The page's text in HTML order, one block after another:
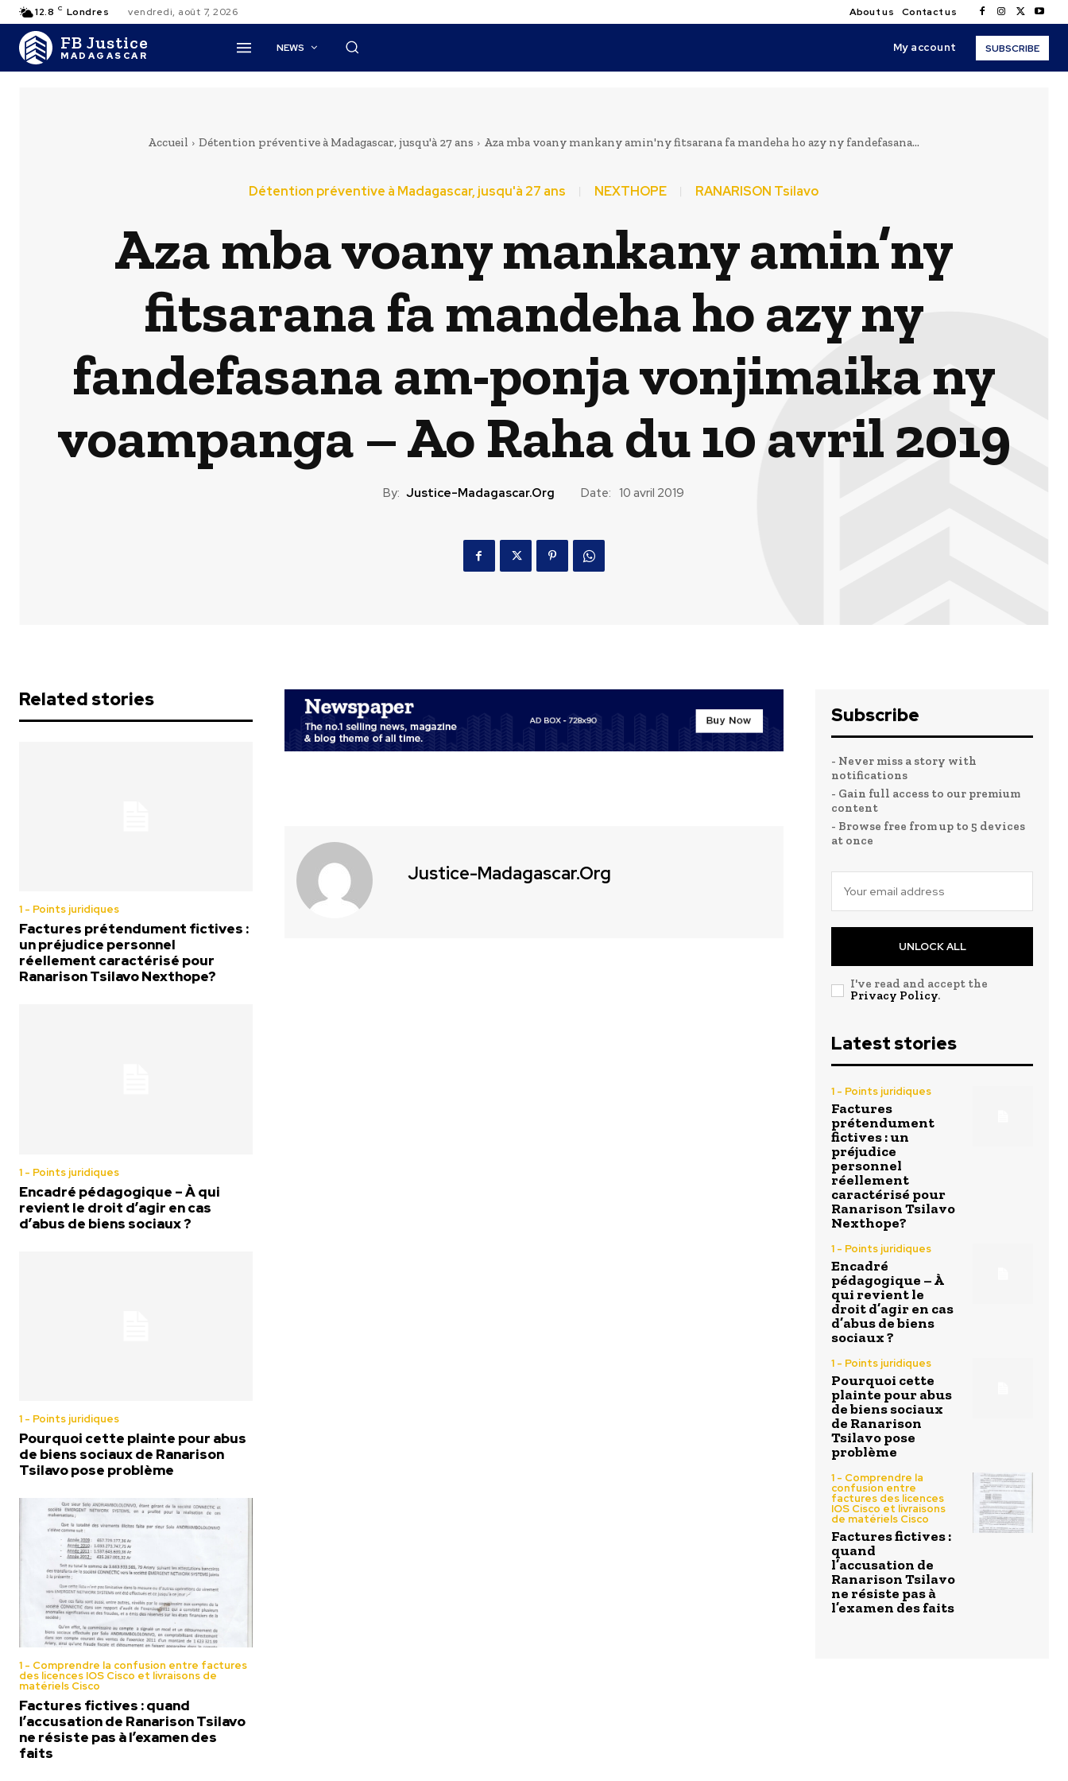
12.8 C Londres vendredi, août 7, 2026 About us Contact us
FB Justice
MADAGASCAR
NEWS My account SUBSCRIBE
Accueil Détention préventive à Madagascar, jusqu'à 27 ans Aza mba voany mankany amin'ny fitsarana fa mandeha ho azy ny fandefasana...
Détention préventive à Madagascar, jusqu'à 27 ans NEXTHOPE RANARISON Tsilavo
Aza mba voany mankany amin’ny
fitsarana fa mandeha ho azy ny
fandefasana am-ponja vonjimaika ny
voampanga – Ao Raha du 10 avril 2019
By: Justice-Madagascar.org Date: 10 avril 2019
Related stories
1 - Points juridiques
Factures prétendument fictives :
un préjudice personnel
réellement caractérisé pour
Ranarison Tsilavo Nexthope?
1 - Points juridiques
Encadré pédagogique – À qui
revient le droit d’agir en cas
d’abus de biens sociaux ?
1 - Points juridiques
Pourquoi cette plainte pour abus
de biens sociaux de Ranarison
Tsilavo pose problème
1 - Comprendre la confusion entre factures
des licences IOS Cisco et livraisons de
matériels Cisco
Factures fictives : quand
l’accusation de Ranarison Tsilavo
ne résiste pas à l’examen des
faits
Justice-Madagascar.org
Subscribe
- Never miss a story with
notifications
- Gain full access to our premium
content
- Browse free from up to 5 devices
at once
UNLOCK ALL
I've read and accept the
Privacy Policy.
Latest stories
1 - Points juridiques
Factures
prétendument
fictives : un
préjudice
personnel
réellement
caractérisé pour
Ranarison Tsilavo
Nexthope?
1 - Points juridiques
Encadré
pédagogique – À
qui revient le
droit d’agir en cas
d’abus de biens
sociaux ?
1 - Points juridiques
Pourquoi cette
plainte pour abus
de biens sociaux
de Ranarison
Tsilavo pose
problème
1 - Comprendre la
confusion entre
factures des licences
IOS Cisco et livraisons
de matériels Cisco
Factures fictives :
quand
l’accusation de
Ranarison Tsilavo
ne résiste pas à
l’examen des faits